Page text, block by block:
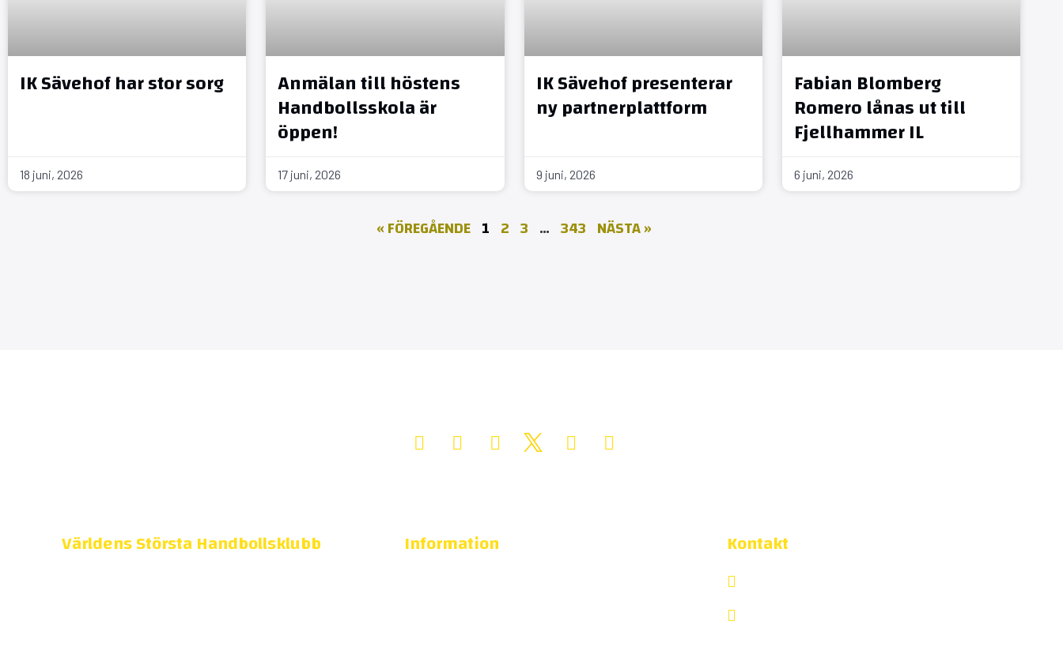
IK Sävehof har stor sorg
18 juni, 2026
Anmälan till höstens
Handbollsskola är
öppen!
17 juni, 2026
IK Sävehof presenterar
ny partnerplattform
9 juni, 2026
Fabian Blomberg
Romero lånas ut till
Fjellhammer IL
6 juni, 2026
« FÖREGÅENDE 1 2 3 … 343 NÄSTA »
Världens Största Handbollsklubb Information Kontakt